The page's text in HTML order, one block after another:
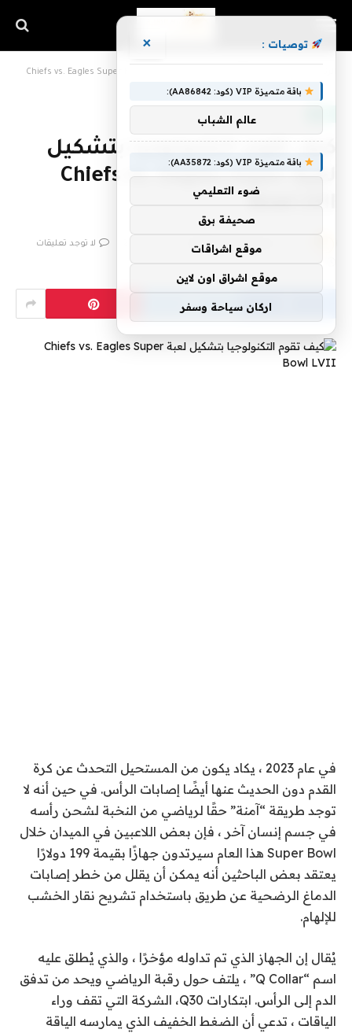
كيف تقوم التكنولوجيا بتشكيل
لعبة Chiefs vs. Eagles Super
Bowl LVII
فريق اشراق التقنية لا توجد تعليقات
2 دقائق
في عام 2023 ، يكاد يكون من المستحيل التحدث عن كرة
القدم دون الحديث عنها أيضًا إصابات الرأس. في حين أنه لا
توجد طريقة “آمنة” حقًا لرياضي من النخبة لشحن رأسه
في جسم إنسان آخر ، فإن بعض اللاعبين في الميدان خلال
Super Bowl هذا العام سيرتدون جهازًا بقيمة 199 دولارًا
يعتقد بعض الباحثين أنه يمكن أن يقلل من خطر إصابات
الدماغ الرضحية عن طريق باستخدام تشريح نقار الخشب
للإلهام.
يُقال إن الجهاز الذي تم تداوله مؤخرًا ، والذي يُطلق عليه
اسم “Q Collar” ، يلتف حول رقبة الرياضي ويحد من تدفق
الدم إلى الرأس. ابتكارات Q30
، الشركة التي تقف وراء
الياقات ، تدعي أن الضغط الخفيف الذي يمارسه الياقة
توصيات : ×
باقة متميزة VIP (كود: AA86842):
عالم الشباب
باقة متميزة VIP (كود: AA35872):
ضوء التعليمي
صحيفة برق
موقع اشراقات
موقع اشراق اون لاين
اركان سياحة وسفر